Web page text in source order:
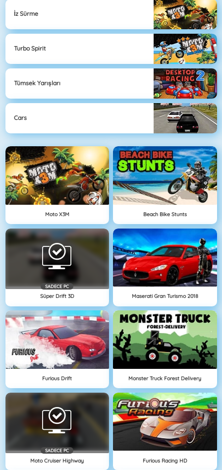
İz Sürme
Turbo Spirit
Tümsek Yarışları
Cars
Moto X3M Beach Bike Stunts
SADECE PC
Süper Drift 3D Maserati Gran Turismo 2018
Furious Drift Monster Truck Forest Delivery
SADECE PC
Moto Cruiser Highway Furious Racing HD